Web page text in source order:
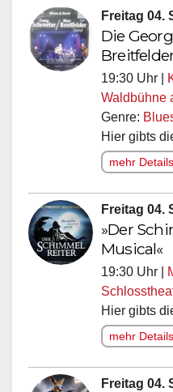
Freitag 04.
Die
19:30 Uhr |
Waldbühne
Genre:
Hier gibts
mehr Details
Freitag 04.
»Der
Musical«
19:30 Uhr |
Hier gibts
mehr Details
Freitag 04.